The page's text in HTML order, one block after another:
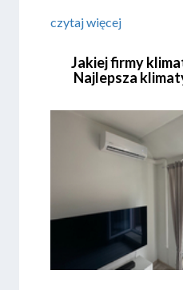
dziecięcych.
czytaj więcej
Jakiej firmy
Najlepsza